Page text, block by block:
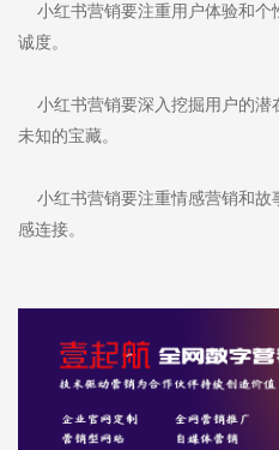
小红书营销要注重用户体验和个
诚度。
小红书营销要深入挖掘用户的潜
未知的宝藏。
小红书营销要注重情感营销和故
感连接。